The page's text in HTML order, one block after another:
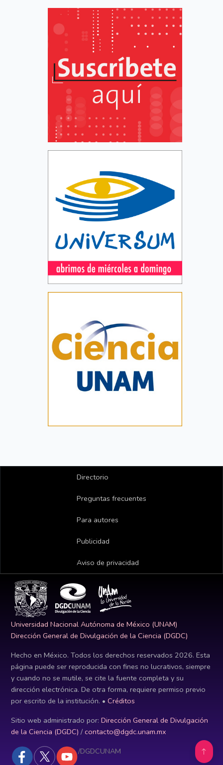
Directorio
Preguntas frecuentes
Para autores
Publicidad
Aviso de privacidad
Universidad Nacional Autónoma de México (UNAM)
Dirección General de Divulgación de la Ciencia (DGDC)
Hecho en México. Todos los derechos reservados 2026. Esta
página puede ser reproducida con fines no lucrativos, siempre
y cuando no se mutile, se cite la fuente completa y su
dirección electrónica. De otra forma, requiere permiso previo
por escrito de la institución. • Créditos
Sitio web administrado por: Dirección General de Divulgación
de la Ciencia (DGDC) / contacto@dgdc.unam.mx
/DGDCUNAM